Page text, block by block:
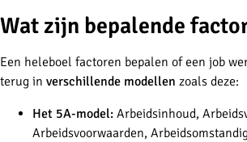
Wat zijn bepalende
Een heleboel factoren bepalen of een job
terug in verschillende modellen zoals deze:
Het 5A-model: Arbeidsinhoud,
Arbeidsvoorwaarden,